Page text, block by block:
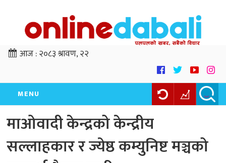
आज :२०८३ श्रावण, २२
MENU
माओवादी केन्द्रको केन्द्रीय
सल्लाहकार र ज्येष्ठ कम्युनिष्ट मञ्चको